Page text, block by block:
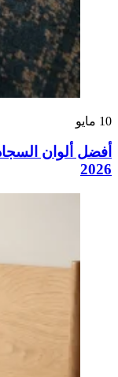
10 مايو
أفضل ألوان
2026